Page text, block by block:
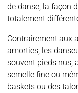
de danse, la façon
totalement
Contrairement aux
amorties, les
souvent pieds nus,
semelle fine ou
baskets ou des